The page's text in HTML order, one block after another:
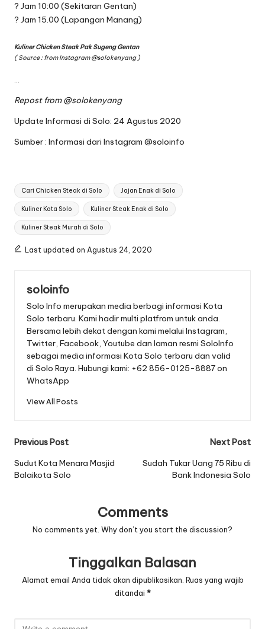
? Jam 10:00 (Sekitaran Gentan)
? Jam 15.00 (Lapangan Manang)
Kuliner Chicken Steak Pak Sugeng Gentan
( Source : from Instagram@solokenyang)
…
Repost from@solokenyang
Update Informasi di Solo: 24 Agustus 2020
Sumber : Informasi dari Instagram @soloinfo
Tags:
Cari Chicken Steak di Solo Jajan Enak di Solo
Kuliner Kota Solo Kuliner Steak Enak di Solo
Kuliner Steak Murah di Solo
Last updated on Agustus 24, 2020
soloinfo
Solo Info merupakan media berbagi informasi Kota
Solo terbaru. Kami hadir multi platfrom untuk anda.
Bersama lebih dekat dengan kami melalui Instagram,
Twitter, Facebook, Youtube dan laman resmi SoloInfo
sebagai media informasi Kota Solo terbaru dan valid
di Solo Raya. Hubungi kami: +62 856-0125-8887 on
WhatsApp
View All Posts
Post
navigation
Previous Post
Sudut Kota Menara Masjid
Balaikota Solo
Next Post
Sudah Tukar Uang 75 Ribu di
Bank Indonesia Solo
Comments
No comments yet. Why don’t you start the discussion?
Tinggalkan Balasan
Alamat email Anda tidak akan dipublikasikan. Ruas yang wajib
ditandai *